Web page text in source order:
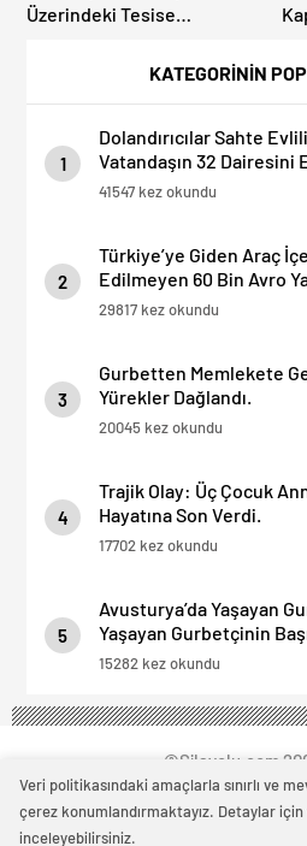
0 0
0 0
KATEGORİNİN
1
Dolandırıcılar Sahte
Vatandaşın 32 Dairesini
41547 kez okundu
2
Türkiye’ye Giden Araç
Edilmeyen 60 Bin Avro
29817 kez okundu
3
Gurbetten Memlekete
Yürekler Dağlandı.
20045 kez okundu
4
Trajik Olay: Üç Çocuk
Hayatına Son Verdi.
17702 kez okundu
5
Avusturya’da Yaşayan
Yaşayan Gurbetçinin
15282 kez okundu
Üzerindeki Tesise
“Hesabınızı Mutlaka Kontrol
©Silayolu.com
Veri politikasındaki amaçlarla sınırlı ve
çerez konumlandırmaktayız. Detaylar için
inceleyebilirsiniz.